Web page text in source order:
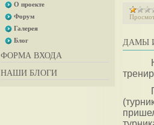
О проекте
Форум
Галерея
Блог
ФОРМА ВХОДА
НАШИ БЛОГИ
ДАМЫ